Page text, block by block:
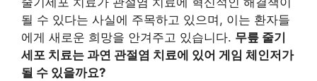
될 수 있다는 사실에 주목하고 있으며, 이는 환자들
에게 새로운 희망을 안겨주고 있습니다. 무릎 줄기
세포 치료는 과연 관절염 치료에 있어 게임 체인저가
될 수 있을까요?